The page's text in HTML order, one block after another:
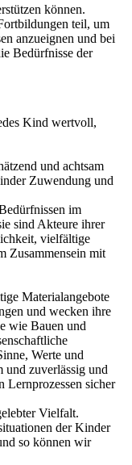
können.
teil, um
anzueignen und bei
Bedürfnisse der
Kind wertvoll,
und achtsam
Zuwendung und
im
sind Akteure ihrer
vielfältige
Zusammensein mit
Materialangebote
und wecken ihre
wie Bauen und
Werte und
zuverlässig und
Lernprozessen sicher
Vielfalt.
der Kinder
so können wir